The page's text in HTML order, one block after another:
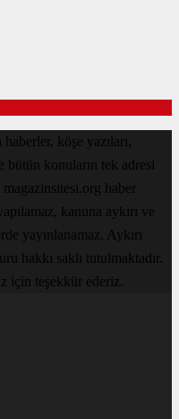
köşe yazıları,
bütün konuların tek adresi
haber
kanuna aykırı ve
yayınlanamaz. Aykırı
hakkı saklı tutulmaktadır.
için teşekkür ederiz.